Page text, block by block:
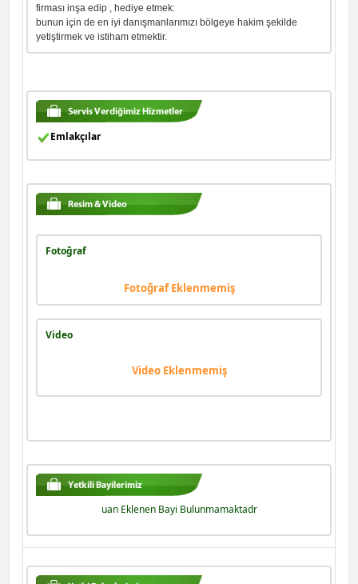
firması inşa edip , hediye etmek:
bunun için de en iyi danışmanlarımızı bölgeye hakim şekilde
yetiştirmek ve istiham etmektir.
Emlakçılar
Fotoğraf
Fotoğraf Eklenmemiş
Video
Video Eklenmemiş
uan Eklenen Bayi Bulunmamaktadr